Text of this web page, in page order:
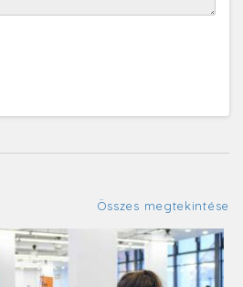
Összes megtekintése